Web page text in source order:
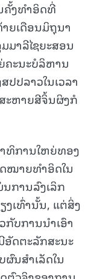
ຄັ້ງທຳອິດທີ່
ຍເດືອນມິຖຸນາ
ມາລີໄຊຍະສອນ
ຄະນະບໍລິຫານ
ປລາວໃນເວລາ
ສະຫາຍສີຈິ້ນຜິງກໍ
ທິການໃຫຍ່ທອງ
ດໝາຍທຳອິດໃນ
ການລົງເລິກ
ງເທົ່ານັ້ນ, ແຕ່ສິ່ງ
ກັບການນຳເອົາ
ດຕະລັກສະນະ
ນສຳເລັດໃນ